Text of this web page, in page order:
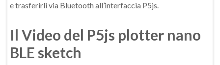
e trasferirli via Bluetooth all’interfaccia P5js.
Il Video del P5js plotter nano
BLE sketch